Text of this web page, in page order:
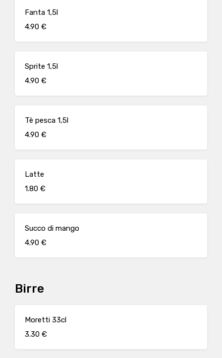
Fanta 1,5l
4.90 €
Sprite 1,5l
4.90 €
Tè pesca 1,5l
4.90 €
Latte
1.80 €
Succo di mango
4.90 €
Birre
Moretti 33cl
3.30 €